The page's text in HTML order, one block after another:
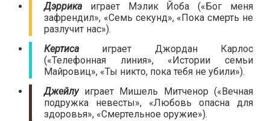
Дэррика играет Мэлик Йоба («Бог меня
зафрендил», «Семь секунд», «Пока смерть не
разлучит нас»).
Кертиса играет Джордан Карлос
(«Телефонная линия», «Истории семьи
Майровиц», «Ты никто, пока тебя не убили»).
Джейлу играет Мишель Митченор («Вечная
подружка невесты», «Любовь опасна для
здоровья», «Смертельное оружие»).